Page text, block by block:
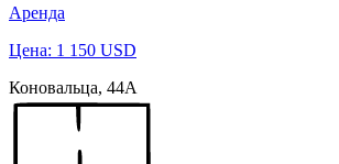
Аренда
Цена: 1 150 USD
Коновальца, 44А